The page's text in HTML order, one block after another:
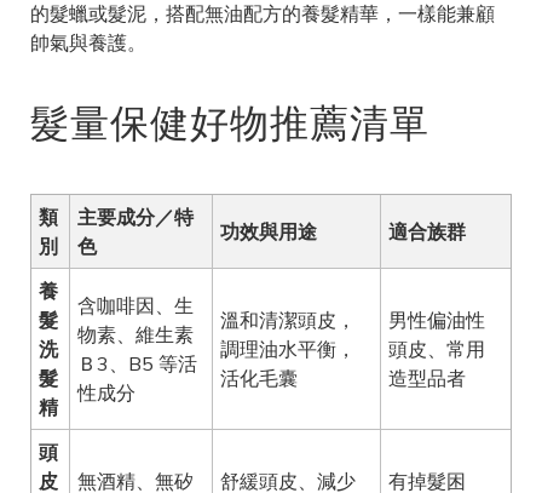
的髮蠟或髮泥，搭配無油配方的養髮精華，一樣能兼顧
帥氣與養護。
髮量保健好物推薦清單
類
別
主要成分／特
色
功效與用途 適合族群
養
髮
洗
髮
精
含咖啡因、生
物素、維生素
Ｂ3、B5 等活
性成分
溫和清潔頭皮，
調理油水平衡，
活化毛囊
男性偏油性
頭皮、常用
造型品者
頭
皮
無酒精、無矽
舒緩頭皮、減少
有掉髮困